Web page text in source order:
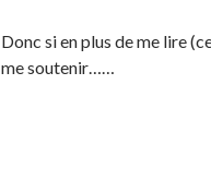
Donc si en plus de me lire
me soutenir……